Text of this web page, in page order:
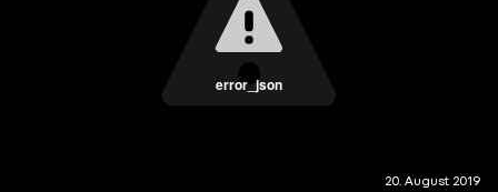
error_json
20. August 2019